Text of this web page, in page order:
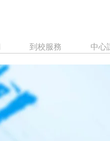
到校服務 中心